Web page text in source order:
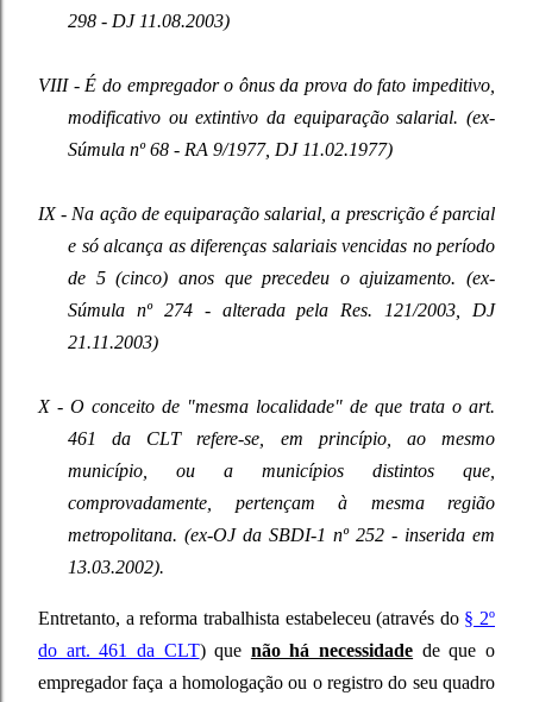
298 - DJ 11.08.2003)
VIII - É do empregador o ônus da prova do fato impeditivo,
modificativo ou extintivo da equiparação salarial. (ex-
Súmula nº 68 - RA 9/1977, DJ 11.02.1977)
IX - Na ação de equiparação salarial, a prescrição é parcial
e só alcança as diferenças salariais vencidas no período
de 5 (cinco) anos que precedeu o ajuizamento. (ex-
Súmula nº 274 - alterada pela Res. 121/2003, DJ
21.11.2003)
X - O conceito de "mesma localidade" de que trata o art.
461 da CLT refere-se, em princípio, ao mesmo
município, ou a municípios distintos que,
comprovadamente, pertençam à mesma região
metropolitana. (ex-OJ da SBDI-1 nº 252 - inserida em
13.03.2002).
Entretanto, a reforma trabalhista estabeleceu (através do § 2º
do art. 461 da CLT) que não há necessidade de que o
empregador faça a homologação ou o registro do seu quadro